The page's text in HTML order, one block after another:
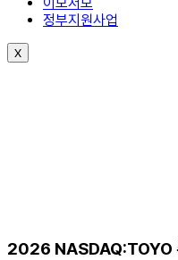
정부지원사업
X
2026 NASDAQ:TOYO